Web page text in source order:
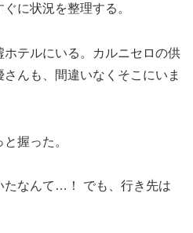
に状況を整理する。
ホテルにいる。カルニセロの供
んも、間違いなくそこにいま
握った。
たなんて…！ でも、行き先は